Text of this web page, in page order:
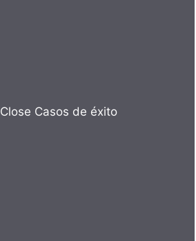
Close Casos de éxito